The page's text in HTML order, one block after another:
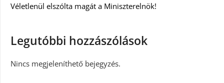
Véletlenül elszólta magát a Miniszterelnök!
Legutóbbi hozzászólások
Nincs megjeleníthető bejegyzés.